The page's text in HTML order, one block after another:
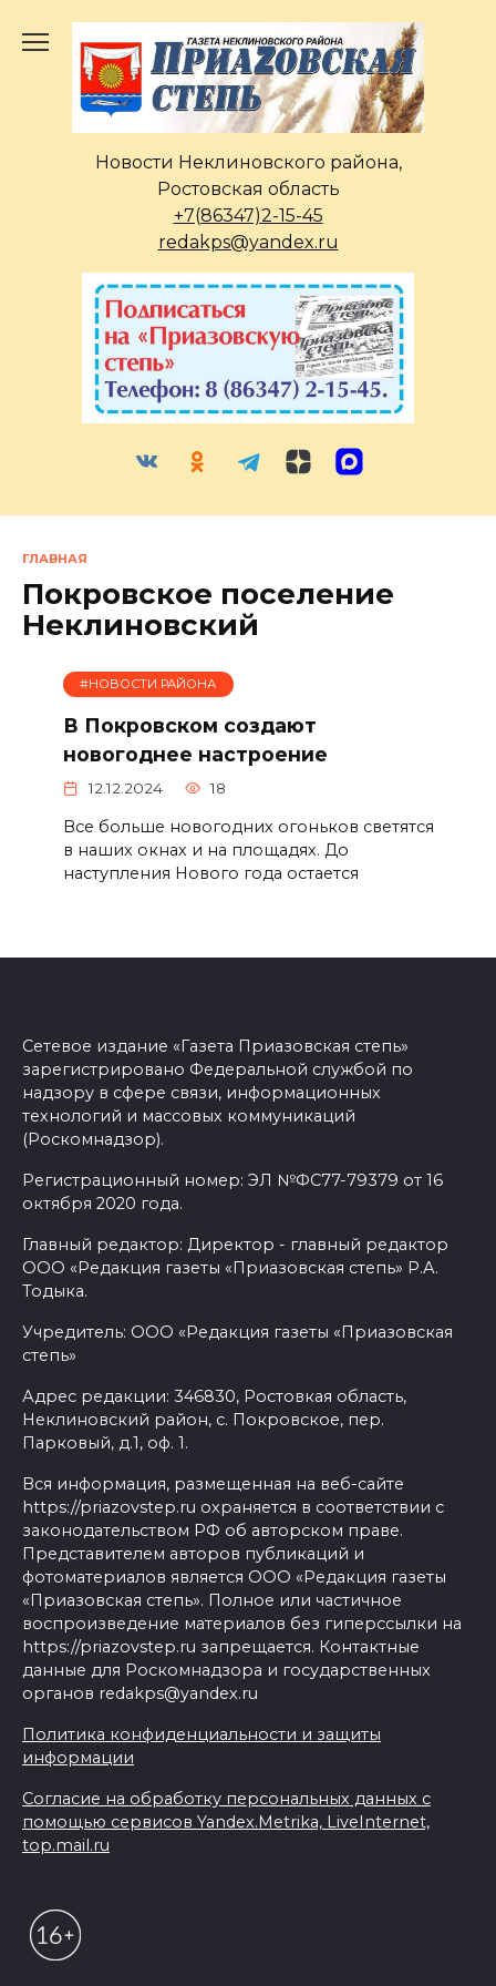
содержанию
Новости Неклиновского района,
Ростовская область
+7(86347)2-15-45
redakps@yandex.ru
ГЛАВНАЯ
Покровское поселение
Неклиновский
#НОВОСТИ РАЙОНА
В Покровском создают
новогоднее настроение
12.12.2024 18
Все больше новогодних огоньков светятся
в наших окнах и на площадях. До
наступления Нового года остается
Сетевое издание «Газета Приазовская степь»
зарегистрировано Федеральной службой по
надзору в сфере связи, информационных
технологий и массовых коммуникаций
(Роскомнадзор).
Регистрационный номер: ЭЛ №ФС77-79379 от 16
октября 2020 года.
Главный редактор: Директор - главный редактор
ООО «Редакция газеты «Приазовская степь» Р.А.
Тодыка.
Учредитель: ООО «Редакция газеты «Приазовская
степь»
Адрес редакции: 346830, Ростовкая область,
Неклиновский район, с. Покровское, пер.
Парковый, д.1, оф. 1.
Вся информация, размещенная на веб-сайте
https://priazovstep.ru охраняется в соответствии с
законодательством РФ об авторском праве.
Представителем авторов публикаций и
фотоматериалов является ООО «Редакция газеты
«Приазовская степь». Полное или частичное
воспроизведение материалов без гиперссылки на
https://priazovstep.ru запрещается. Контактные
данные для Роскомнадзора и государственных
органов redakps@yandex.ru
Политика конфиденциальности и защиты
информации
Согласие на обработку персональных данных с
помощью сервисов Yandex.Metrika, LiveInternet,
top.mail.ru